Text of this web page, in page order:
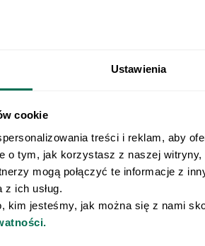
Ustawienia
cookie
treści i reklam, aby
o tym, jak korzystasz z naszej
mogą połączyć te informacje z
ich usług.
kim jesteśmy, jak można się z nami